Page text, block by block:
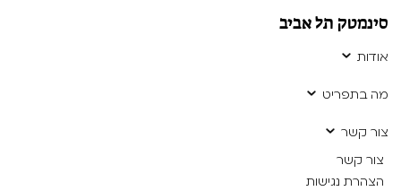
סינמטק תל אביב
אודות
מה בתפריט
צור קשר
צור קשר
הצהרת נגישות